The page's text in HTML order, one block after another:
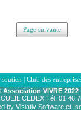
Page suivante
soutien | Club des
Association VIVRE 2022
CEDEX Tél. 01 46
by Visiativ Software et